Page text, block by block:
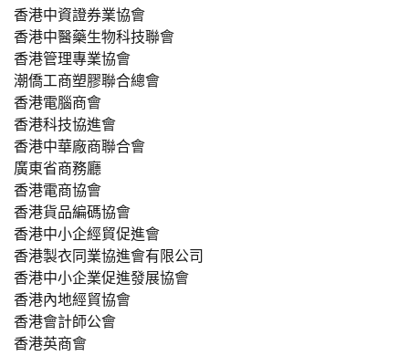
香港中資證券業協會
香港中醫藥生物科技聯會
香港管理專業協會
潮僑工商塑膠聯合總會
香港電腦商會
香港科技協進會
香港中華廠商聯合會
廣東省商務廳
香港電商協會
香港貨品編碼協會
香港中小企經貿促進會
香港製衣同業協進會有限公司
香港中小企業促進發展協會
香港內地經貿協會
香港會計師公會
香港英商會